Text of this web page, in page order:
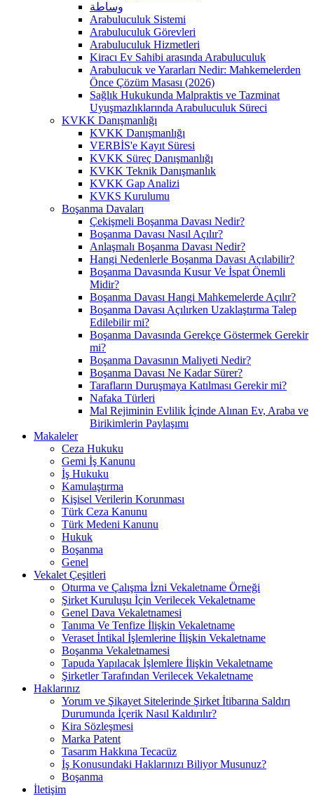
وساطة
Arabuluculuk Sistemi
Arabuluculuk Görevleri
Arabuluculuk Hizmetleri
Kiracı Ev Sahibi arasında Arabuluculuk
Arabulucuk ve Yararları Nedir: Mahkemelerden
Önce Çözüm Masası (2026)
Sağlık Hukukunda Malpraktis ve Tazminat
Uyuşmazlıklarında Arabuluculuk Süreci
KVKK Danışmanlığı
KVKK Danışmanlığı
VERBİS'e Kayıt Süresi
KVKK Süreç Danışmanlığı
KVKK Teknik Danışmanlık
KVKK Gap Analizi
KVKS Kurulumu
Boşanma Davaları
Çekişmeli Boşanma Davası Nedir?
Boşanma Davası Nasıl Açılır?
Anlaşmalı Boşanma Davası Nedir?
Hangi Nedenlerle Boşanma Davası Açılabilir?
Boşanma Davasında Kusur Ve İspat Önemli
Midir?
Boşanma Davası Hangi Mahkemelerde Açılır?
Boşanma Davası Açılırken Uzaklaştırma Talep
Edilebilir mi?
Boşanma Davasında Gerekçe Göstermek Gerekir
mi?
Boşanma Davasının Maliyeti Nedir?
Boşanma Davası Ne Kadar Sürer?
Tarafların Duruşmaya Katılması Gerekir mi?
Nafaka Türleri
Mal Rejiminin Evlilik İçinde Alınan Ev, Araba ve
Birikimlerin Paylaşımı
Makaleler
Ceza Hukuku
Gemi İş Kanunu
İş Hukuku
Kamulaştırma
Kişisel Verilerin Korunması
Türk Ceza Kanunu
Türk Medeni Kanunu
Hukuk
Boşanma
Genel
Vekalet Çeşitleri
Oturma ve Çalışma İzni Vekaletname Örneği
Şirket Kuruluşu İçin Verilecek Vekaletname
Genel Dava Vekaletnamesi
Tanıma Ve Tenfize İlişkin Vekaletname
Veraset İntikal İşlemlerine İlişkin Vekaletname
Boşanma Vekaletnamesi
Tapuda Yapılacak İşlemlere İlişkin Vekaletname
Şirketler Tarafından Verilecek Vekaletname
Haklarınız
Yorum ve Şikayet Sitelerinde Şirket İtibarına Saldırı
Durumunda İçerik Nasıl Kaldırılır?
Kira Sözleşmesi
Marka Patent
Tasarım Hakkına Tecacüz
İş Konusundaki Haklarınızı Biliyor Musunuz?
Boşanma
İletişim